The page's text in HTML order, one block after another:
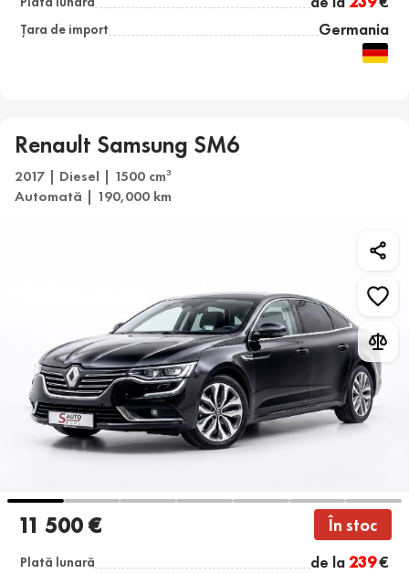
Țara de import Germania
Renault Samsung SM6
2017 | Diesel | 1500 cm3
Automată | 190,000 km
11 500 € În stoc
Plată lunară de la239€